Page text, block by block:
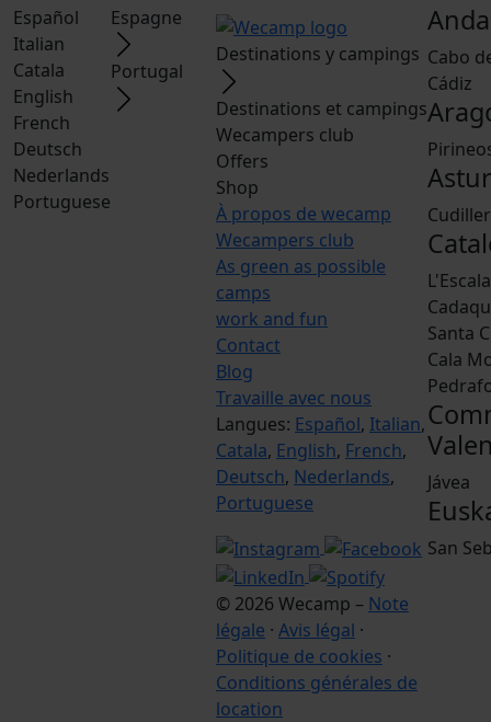
Español
Italian
Catala
English
French
Deutsch
Nederlands
Portuguese
Espagne
Portugal
Destinations y campings
Destinations et campings
Wecampers club
Offers
Shop
À propos de wecamp
Wecampers club
As green as possible
camps
work and fun
Contact
Blog
Travaille avec nous
Langues: Español, Italian,
Catala, English, French,
Deutsch, Nederlands,
Portuguese
© 2026 Wecamp – Note
légale · Avis légal ·
Politique de cookies ·
Conditions générales de
location
Cabo
Cádiz
Santa
Cala
Jávea
San